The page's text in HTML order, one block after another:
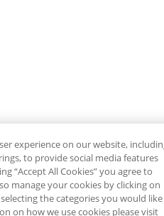
experience on our website,
to provide social media features
“Accept All Cookies” you agree to
manage your cookies by clicking on
the categories you would like
on how we use cookies please visit